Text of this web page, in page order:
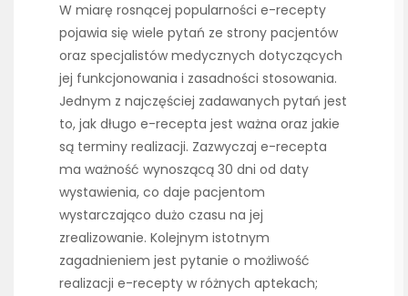
W miarę rosnącej popularności e-recepty
pojawia się wiele pytań ze strony pacjentów
oraz specjalistów medycznych dotyczących
jej funkcjonowania i zasadności stosowania.
Jednym z najczęściej zadawanych pytań jest
to, jak długo e-recepta jest ważna oraz jakie
są terminy realizacji. Zazwyczaj e-recepta
ma ważność wynoszącą 30 dni od daty
wystawienia, co daje pacjentom
wystarczająco dużo czasu na jej
zrealizowanie. Kolejnym istotnym
zagadnieniem jest pytanie o możliwość
realizacji e-recepty w różnych aptekach;